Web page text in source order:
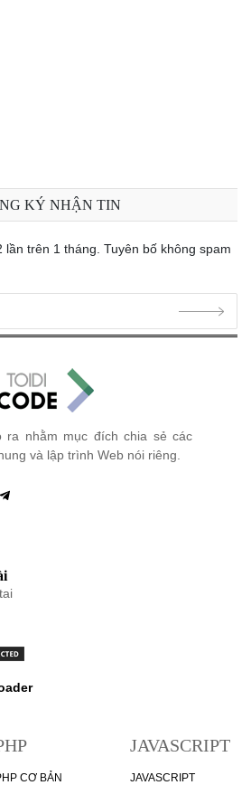
KÝ NHẬN TIN
lần trên 1 tháng. Tuyên bố không spam
ra nhằm mục đích chia sẻ các
và lập trình Web nói riêng.
CƠ BẢN
JAVASCRIPT
JAVASCRIPT